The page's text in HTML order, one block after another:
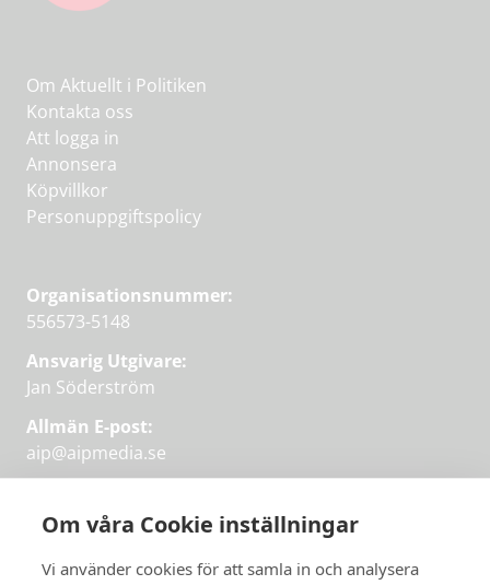
Om våra Cookie inställningar
Vi använder cookies för att samla in och analysera
Om Aktuellt i Politiken
Kontakta oss
Att logga in
Annonsera
Köpvillkor
Personuppgiftspolicy
Organisationsnummer:
556573-5148
Ansvarig Utgivare:
Jan Söderström
Allmän E-post:
aip@aipmedia.se
aip@flowyinfo.seeller 08-1210 60 40.
Instagram
LinkedIn
Twitter
Facebook